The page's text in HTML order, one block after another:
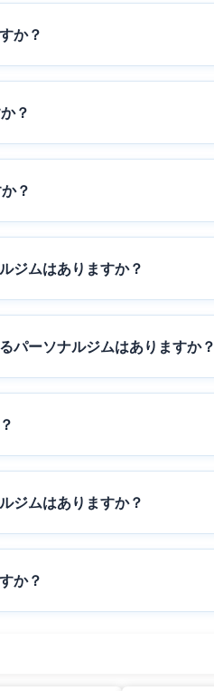
か？
？
？
ジムはありますか？
パーソナルジムはありますか？
ジムはありますか？
か？